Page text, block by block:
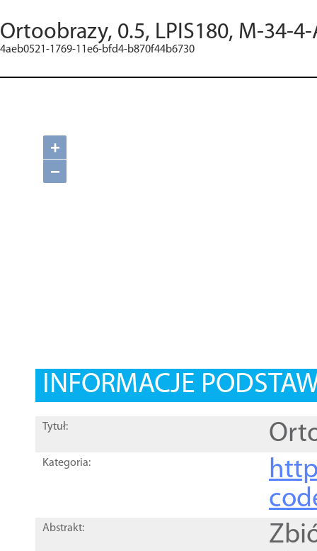
Ortoobrazy, 0.5, LPIS180, M-34-
4aeb0521-1769-11e6-bfd4-b870f44b6730
+
−
INFORMACJE
Tytuł:
Kategoria:
Abstrakt: